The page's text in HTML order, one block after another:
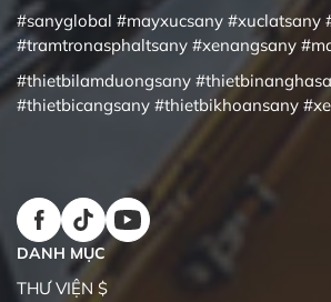
#sanyglobal #mayxucsany #xuclatsany
#tramtronasphaltsany #xenangsany
#thietbilamduongsany
#thietbicangsany #thietbikhoansany
DANH MỤC
THƯ VIỆN $